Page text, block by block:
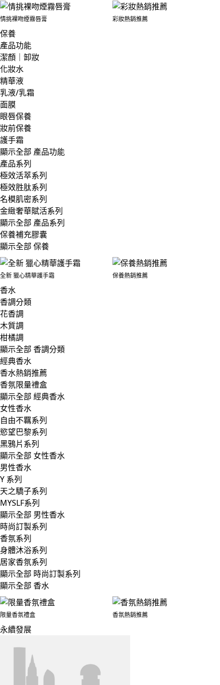
情挑裸吻煙霧唇膏 彩妝熱銷推薦
保養
產品功能
潔顏｜卸妝
化妝水
精華液
乳液/乳霜
面膜
眼唇保養
妝前保養
護手霜
顯示全部 產品功能
產品系列
極效活萃系列
極效胜肽系列
名模肌密系列
金緻奢華賦活系列
顯示全部 產品系列
保養補充膠囊
顯示全部 保養
全新 獵心精華護手霜 保養熱銷推薦
香水
香調分類
花香調
木質調
柑橘調
顯示全部 香調分類
經典香水
香水熱銷推薦
香氛限量禮盒
顯示全部 經典香水
女性香水
自由不羈系列
慾望巴黎系列
黑鴉片系列
顯示全部 女性香水
男性香水
Y 系列
天之驕子系列
MYSLF系列
顯示全部 男性香水
時尚訂製系列
香氛系列
身體沐浴系列
居家香氛系列
顯示全部 時尚訂製系列
顯示全部 香水
限量香氛禮盒 香氛熱銷推薦
永續發展